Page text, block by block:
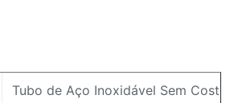
Tubo de Aço Inoxidável Sem